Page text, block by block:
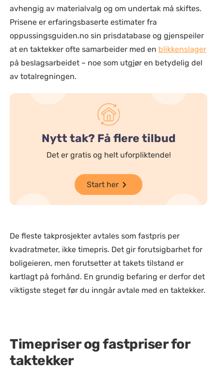
avhengig av materialvalg og om undertak må skiftes.
Prisene er erfaringsbaserte estimater fra
oppussingsguiden.no sin prisdatabase og gjenspeiler
at en taktekker ofte samarbeider med en blikkenslager
på beslagsarbeidet – noe som utgjør en betydelig del
av totalregningen.
Nytt tak? Få flere tilbud
Det er gratis og helt uforpliktende!
Start her
De fleste takprosjekter avtales som fastpris per
kvadratmeter, ikke timepris. Det gir forutsigbarhet for
boligeieren, men forutsetter at takets tilstand er
kartlagt på forhånd. En grundig befaring er derfor det
viktigste steget før du inngår avtale med en taktekker.
Timepriser og fastpriser for
taktekker